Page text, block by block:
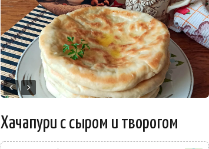
Хачапури с сыром и творогом